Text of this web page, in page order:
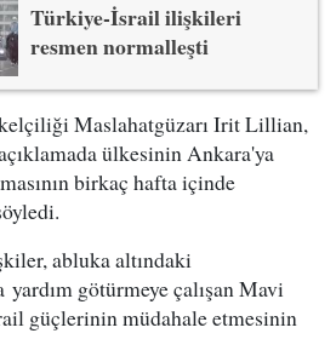
Türkiye-İsrail ilişkileri
resmen normalleşti
Maslahatgüzarı Irit Lillian,
ülkesinin Ankara'ya
birkaç hafta içinde
abluka altındaki
yardım götürmeye çalışan Mavi
güçlerinin müdahale etmesinin